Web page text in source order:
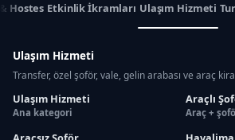
Hostes Etkinlik İkramları Ulaşım Hizmeti
Ulaşım Hizmeti
Transfer, özel şoför, vale, gelin arabası ve araç
Ulaşım Hizmeti
Ana kategori
Araçlı
Araç +